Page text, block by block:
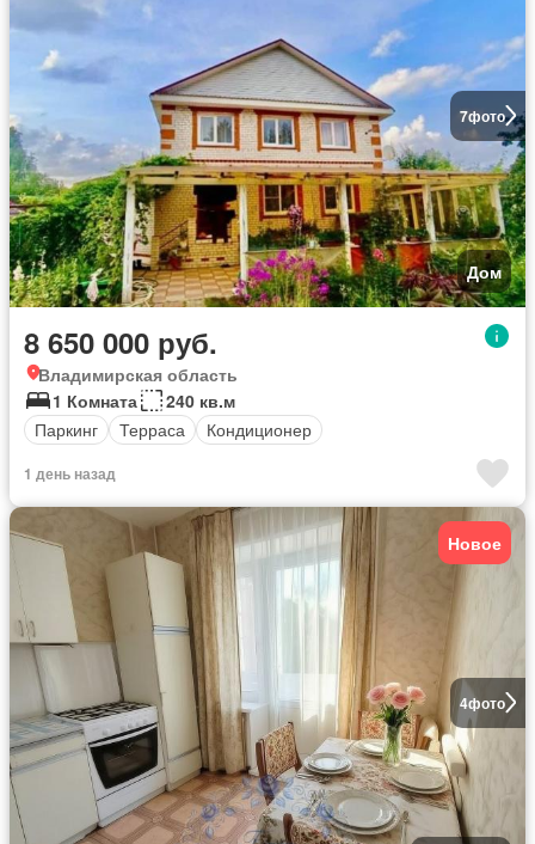
7фото
Дом
8 650 000 руб.
Владимирская область
1 Комната
240 кв.м
Паркинг
Терраса Кондиционер
1 день назад
4фото
Новое